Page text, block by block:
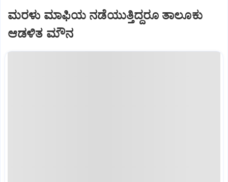
ಮರಳು ಮಾಫಿಯ ನಡೆಯುತ್ತಿದ್ದರೂ ತಾಲೂಕು
ಆಡಳಿತ ಮೌನ